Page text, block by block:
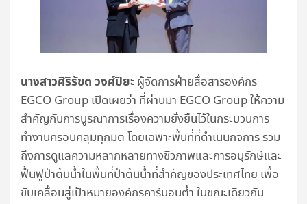
นางสาวศิริรัชต วงศ์ปิยะ ผู้จัดการฝ่ายสื่อสารองค์กร
EGCO Group เปิดเผยว่า ที่ผ่านมา EGCO Group ให้ความ
สำคัญกับการบูรณาการเรื่องความยั่งยืนไว้ในกระบวนการ
ทำงานครอบคลุมทุกมิติ โดยเฉพาะพื้นที่ที่ดำเนินกิจการ รวม
ถึงการดูแลความหลากหลายทางชีวภาพและการอนุรักษ์และ
ฟื้นฟูป่าต้นน้ำในพื้นที่ป่าต้นน้ำที่สำคัญของประเทศไทย เพื่อ
ขับเคลื่อนสู่เป้าหมายองค์กรคาร์บอนต่ำ ในขณะเดียวกัน